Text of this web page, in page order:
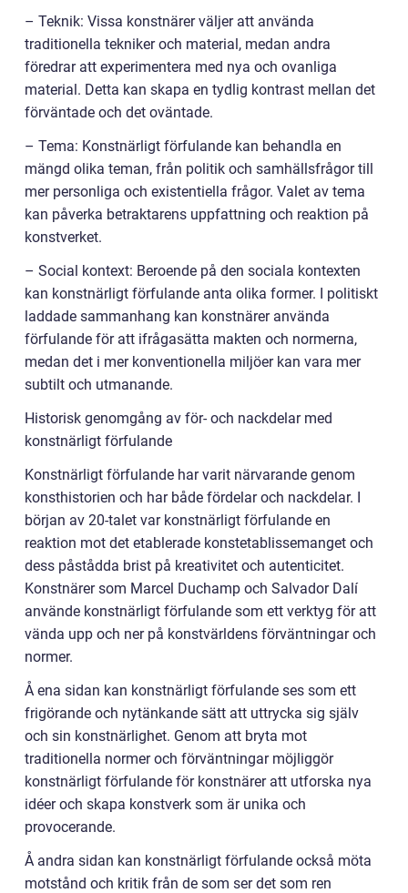
– Teknik: Vissa konstnärer väljer att använda
traditionella tekniker och material, medan andra
föredrar att experimentera med nya och ovanliga
material. Detta kan skapa en tydlig kontrast mellan det
förväntade och det oväntade.
– Tema: Konstnärligt förfulande kan behandla en
mängd olika teman, från politik och samhällsfrågor till
mer personliga och existentiella frågor. Valet av tema
kan påverka betraktarens uppfattning och reaktion på
konstverket.
– Social kontext: Beroende på den sociala kontexten
kan konstnärligt förfulande anta olika former. I politiskt
laddade sammanhang kan konstnärer använda
förfulande för att ifrågasätta makten och normerna,
medan det i mer konventionella miljöer kan vara mer
subtilt och utmanande.
Historisk genomgång av för- och nackdelar med
konstnärligt förfulande
Konstnärligt förfulande har varit närvarande genom
konsthistorien och har både fördelar och nackdelar. I
början av 20-talet var konstnärligt förfulande en
reaktion mot det etablerade konstetablissemanget och
dess påstådda brist på kreativitet och autenticitet.
Konstnärer som Marcel Duchamp och Salvador Dalí
använde konstnärligt förfulande som ett verktyg för att
vända upp och ner på konstvärldens förväntningar och
normer.
Å ena sidan kan konstnärligt förfulande ses som ett
frigörande och nytänkande sätt att uttrycka sig själv
och sin konstnärlighet. Genom att bryta mot
traditionella normer och förväntningar möjliggör
konstnärligt förfulande för konstnärer att utforska nya
idéer och skapa konstverk som är unika och
provocerande.
Å andra sidan kan konstnärligt förfulande också möta
motstånd och kritik från de som ser det som ren